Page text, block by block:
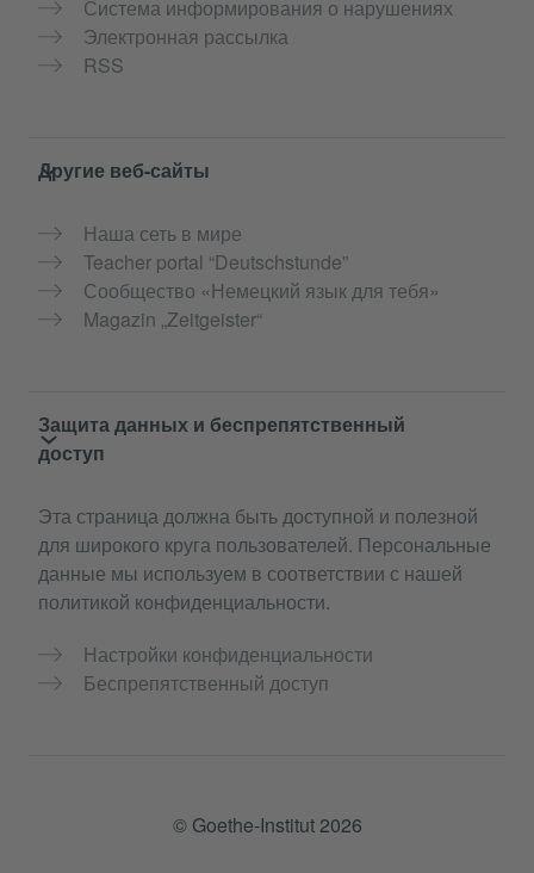
Система информирования о нарушениях
Электронная рассылка
RSS
Другие веб-сайты
Наша сеть в мире
Teacher portal “Deutschstunde”
Сообщество «Немецкий язык для тебя»
Magazin „Zeitgeister“
Защита данных и беспрепятственный
доступ
Эта страница должна быть доступной и полезной
для широкого круга пользователей. Персональные
данные мы используем в соответствии с нашей
политикой конфиденциальности.
Настройки конфиденциальности
Беспрепятственный доступ
© Goethe-Institut 2026